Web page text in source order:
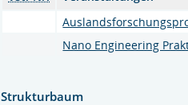
Nano Engineering
Strukturbaum